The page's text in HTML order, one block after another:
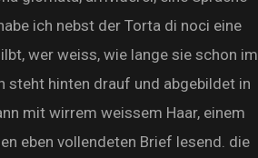
ich nebst der Torta di noci eine
wer weiss, wie lange sie schon im
steht hinten drauf und abgebildet in
mit wirrem weissem Haar, einem
eben vollendeten Brief lesend. die